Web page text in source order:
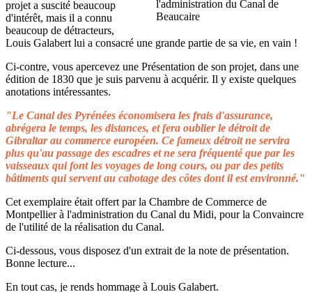
projet a suscité beaucoup
d'intérêt, mais il a connu
beaucoup de détracteurs,
Louis Galabert lui a consacré une grande partie de sa vie, en vain !
Ci-contre, vous apercevez une Présentation de son projet, dans une
édition de 1830 que je suis parvenu à acquérir. Il y existe quelques
anotations intéressantes.
"Le Canal des Pyrénées économisera les frais d'assurance,
abrégera le temps, les distances, et fera oublier le détroit de
Gibraltar au commerce européen. Ce fameux détroit ne servira
plus qu'au passage des escadres et ne sera fréquenté que par les
vaisseaux qui font les voyages de long cours, ou par des petits
bâtiments qui servent au cabotage des côtes dont il est environné."
Cet exemplaire était offert par la Chambre de Commerce de
Montpellier à l'administration du Canal du Midi, pour la Convaincre
de l'utilité de la réalisation du Canal.
Ci-dessous, vous disposez d'un extrait de la note de présentation.
Bonne lecture...
En tout cas, je rends hommage à Louis Galabert.